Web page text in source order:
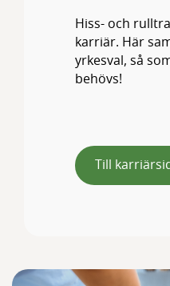
Hiss- och
karriär. Här
yrkesval, så
behövs!
Till